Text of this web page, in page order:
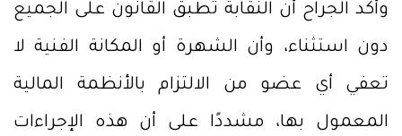
وأكد الجراح أن النقابة تطبق القانون على الجميع
دون استثناء، وأن الشهرة أو المكانة الفنية لا
تعفي أي عضو من الالتزام بالأنظمة المالية
المعمول بها، مشددًا على أن هذه الإجراءات